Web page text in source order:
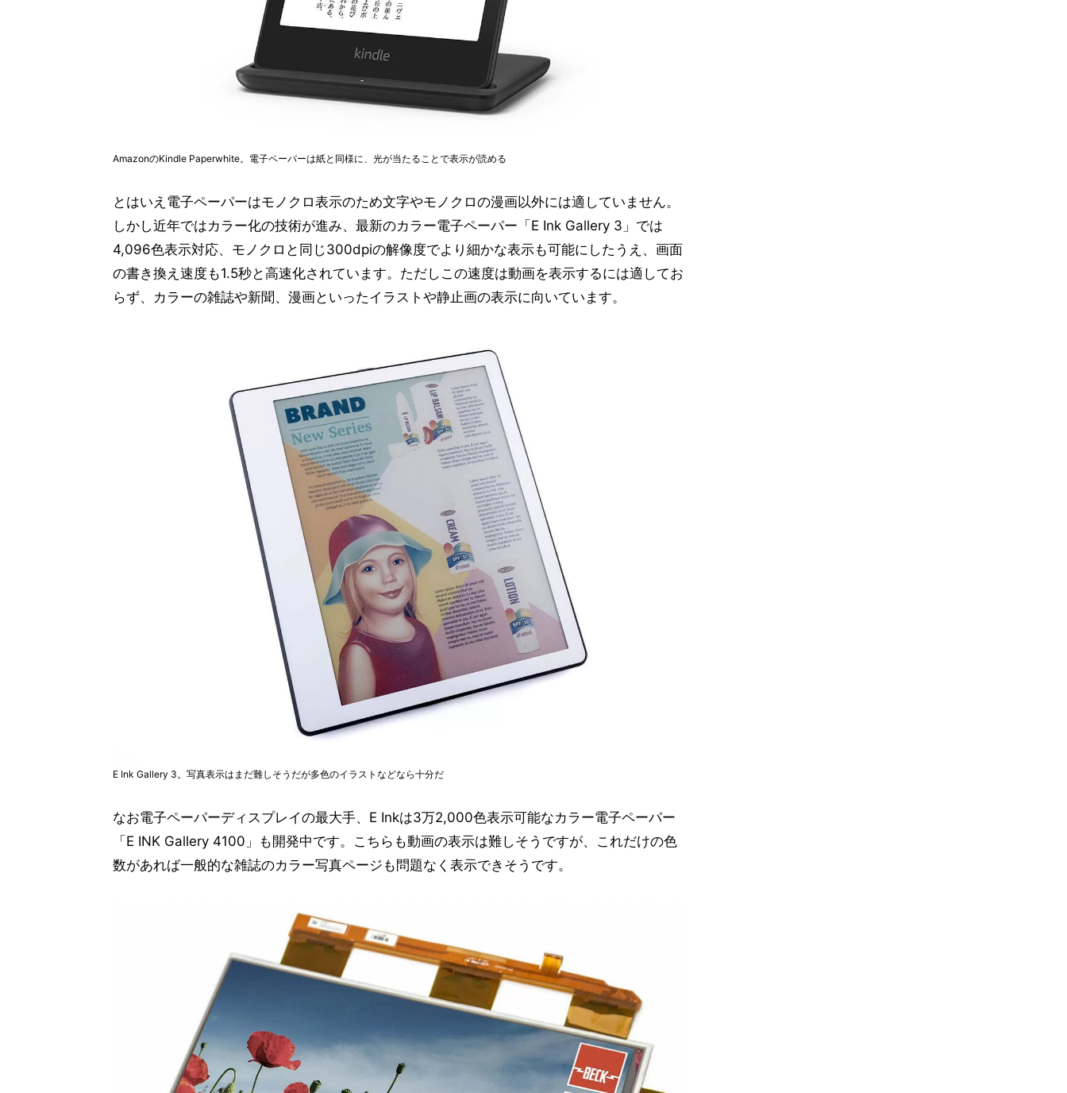
AmazonのKindle Paperwhite。電子ペーパーは紙と同様に、光が当たることで表示が読める
とはいえ電子ペーパーはモノクロ表示のため文字やモノクロの漫画以外には適していません。
しかし近年ではカラー化の技術が進み、最新のカラー電子ペーパー「E Ink Gallery 3」では
4,096色表示対応、モノクロと同じ300dpiの解像度でより細かな表示も可能にしたうえ、画面
の書き換え速度も1.5秒と高速化されています。ただしこの速度は動画を表示するには適してお
らず、カラーの雑誌や新聞、漫画といったイラストや静止画の表示に向いています。
E Ink Gallery 3。写真表示はまだ難しそうだが多色のイラストなどなら十分だ
なお電子ペーパーディスプレイの最大手、E Inkは3万2,000色表示可能なカラー電子ペーパー
「E INK Gallery 4100」も開発中です。こちらも動画の表示は難しそうですが、これだけの色
数があれば一般的な雑誌のカラー写真ページも問題なく表示できそうです。